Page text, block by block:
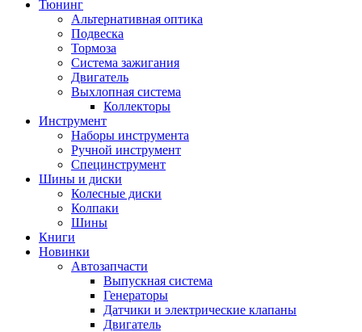
Тюнинг
Альтернативная оптика
Подвеска
Тормоза
Система зажигания
Двигатель
Выхлопная система
Коллекторы
Инструмент
Наборы инструмента
Ручной инструмент
Специнструмент
Шины и диски
Колесные диски
Колпаки
Шины
Книги
Новинки
Автозапчасти
Выпускная система
Генераторы
Датчики и электрические клапаны
Двигатель